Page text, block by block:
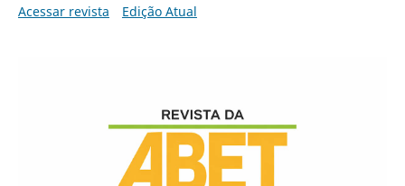
Acessar revista Edição Atual